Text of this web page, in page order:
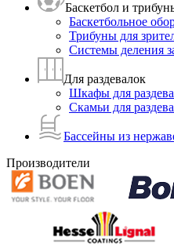
Баскетбол и
Баскетбольное
Трибуны для
Системы деления
Для раздевалок
Шкафы для
Скамьи для
Бассейны из
Производители